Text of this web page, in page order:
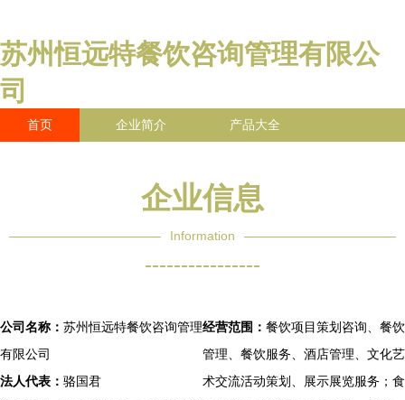
苏州恒远特餐饮咨询管理有限公
司
首页 企业简介 产品大全
企业信息
Information
----------------
公司名称： 苏州恒远特餐饮咨询管理
有限公司
法人代表： 骆国君
经营范围： 餐饮项目策划咨询、餐饮
管理、餐饮服务、酒店管理、文化艺
术交流活动策划、展示展览服务；食